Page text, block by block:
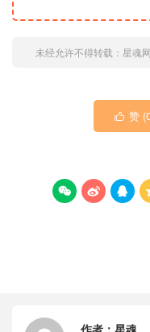
未经允许不得转载： 星魂网
 赞 (
  